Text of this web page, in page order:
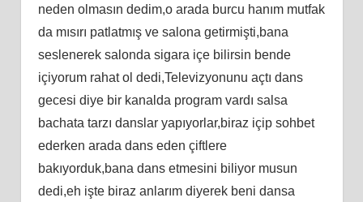
neden olmasın dedim,o arada burcu hanım mutfak
da mısırı patlatmış ve salona getirmişti,bana
seslenerek salonda sigara içe bilirsin bende
içiyorum rahat ol dedi,Televizyonunu açtı dans
gecesi diye bir kanalda program vardı salsa
bachata tarzı danslar yapıyorlar,biraz içip sohbet
ederken arada dans eden çiftlere
bakıyorduk,bana dans etmesini biliyor musun
dedi,eh işte biraz anlarım diyerek beni dansa